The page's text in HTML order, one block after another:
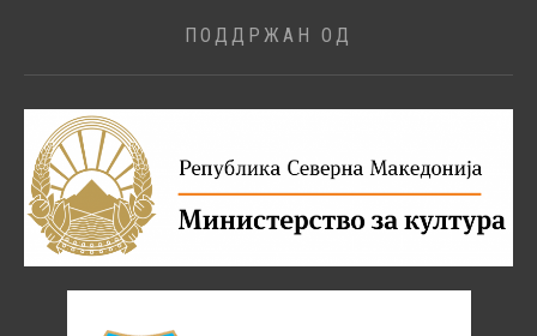
ПОДДРЖАН ОД